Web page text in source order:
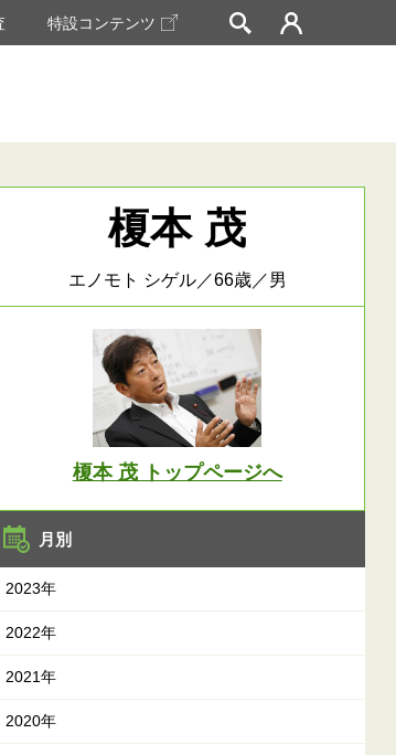
特設コンテンツ
榎本 茂
エノモト シゲル／66歳／男
榎本 茂 トップページへ
月別
2023年
2022年
2021年
2020年